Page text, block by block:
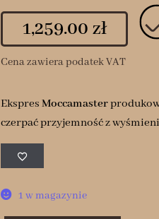
1,259.00 zł
Cena zawiera podatek VAT
Ekspres Moccamaster
czerpać przyjemność z
1 w magazynie